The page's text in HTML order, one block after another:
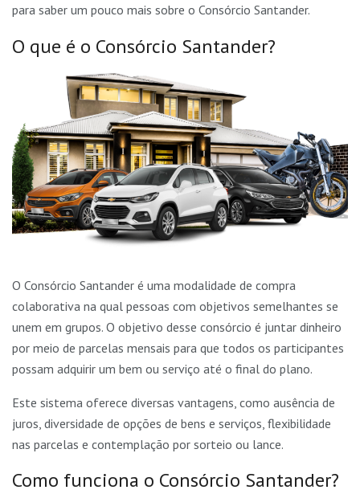
para saber um pouco mais sobre o Consórcio Santander.
O que é o Consórcio Santander?
O Consórcio Santander é uma modalidade de compra
colaborativa na qual pessoas com objetivos semelhantes se
unem em grupos. O objetivo desse consórcio é juntar dinheiro
por meio de parcelas mensais para que todos os participantes
possam adquirir um bem ou serviço até o final do plano.
Este sistema oferece diversas vantagens, como ausência de
juros, diversidade de opções de bens e serviços, flexibilidade
nas parcelas e contemplação por sorteio ou lance.
Como funciona o Consórcio Santander?